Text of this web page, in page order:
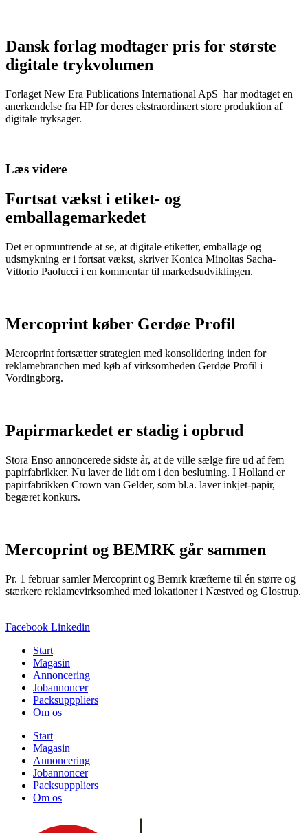
Dansk forlag modtager pris for største
digitale trykvolumen
Forlaget New Era Publications International ApS har modtaget en
anerkendelse fra HP for deres ekstraordinært store produktion af
digitale tryksager.
Læs videre
Fortsat vækst i etiket- og
emballagemarkedet
Det er opmuntrende at se, at digitale etiketter, emballage og
udsmykning er i fortsat vækst, skriver Konica Minoltas Sacha-
Vittorio Paolucci i en kommentar til markedsudviklingen.
Mercoprint køber Gerdøe Profil
Mercoprint fortsætter strategien med konsolidering inden for
reklamebranchen med køb af virksomheden Gerdøe Profil i
Vordingborg.
Papirmarkedet er stadig i opbrud
Stora Enso annoncerede sidste år, at de ville sælge fire ud af fem
papirfabrikker. Nu laver de lidt om i den beslutning. I Holland er
papirfabrikken Crown van Gelder, som bl.a. laver inkjet-papir,
begæret konkurs.
Mercoprint og BEMRK går sammen
Pr. 1 februar samler Mercoprint og Bemrk kræfterne til én større og
stærkere reklamevirksomhed med lokationer i Næstved og Glostrup.
Facebook Linkedin
Start
Magasin
Annoncering
Jobannoncer
Packsupppliers
Om os
Start
Magasin
Annoncering
Jobannoncer
Packsupppliers
Om os